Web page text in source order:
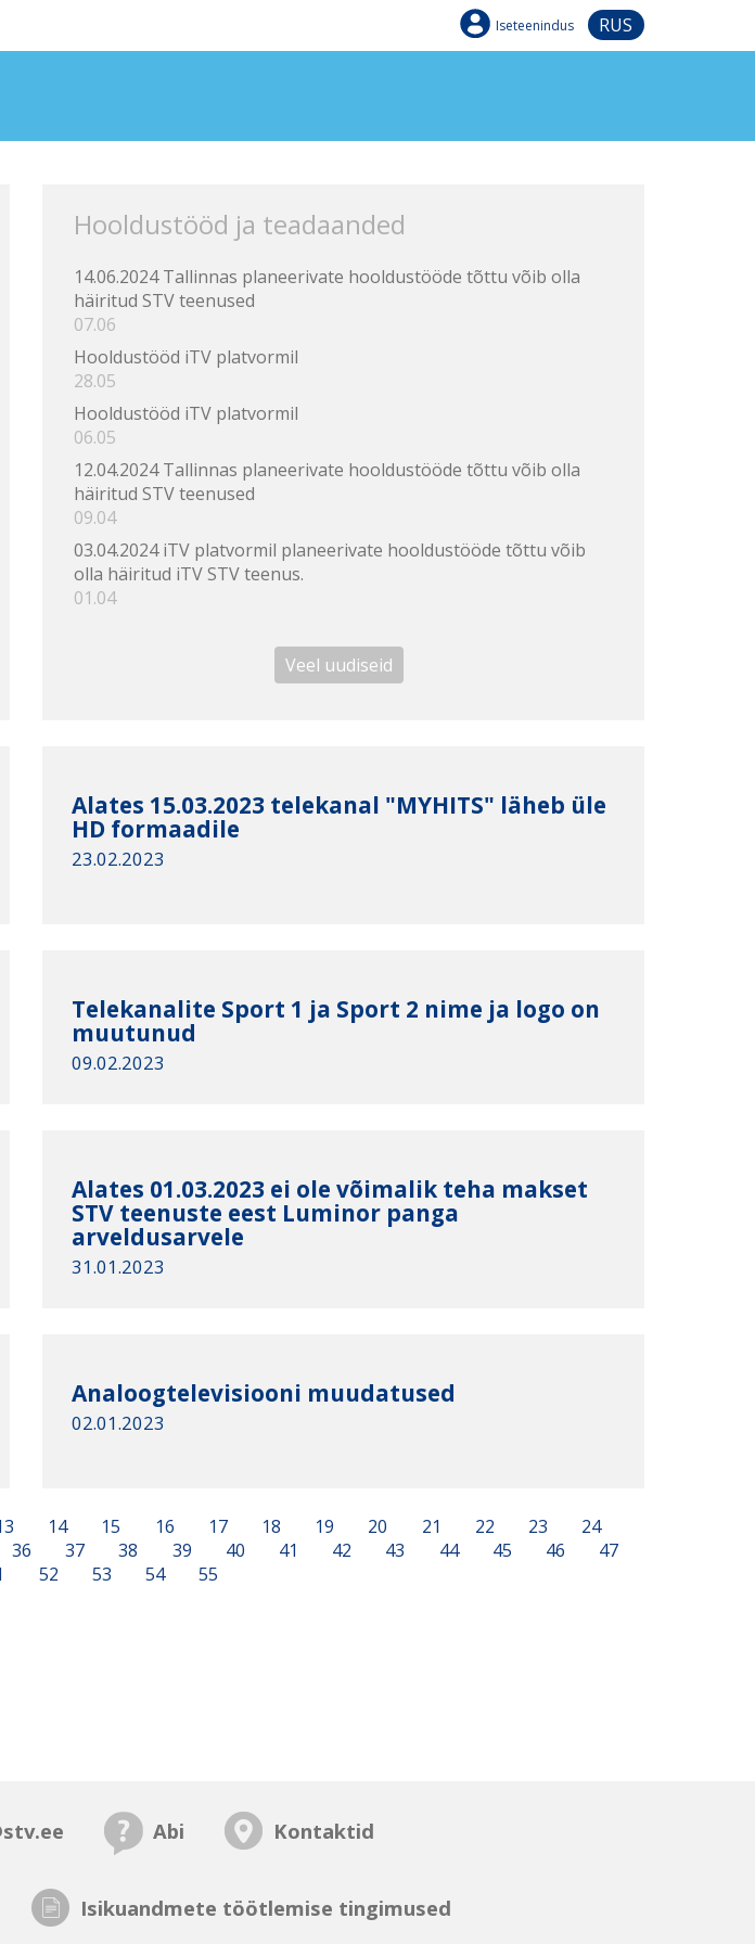
Iseteenindus RUS
Hooldustööd ja teadaanded
14.06.2024 Tallinnas planeerivate hooldustööde tõttu võib olla
häiritud STV teenused
07.06
Hooldustööd iTV platvormil
28.05
Hooldustööd iTV platvormil
06.05
12.04.2024 Tallinnas planeerivate hooldustööde tõttu võib olla
häiritud STV teenused
09.04
03.04.2024 iTV platvormil planeerivate hooldustööde tõttu võib
olla häiritud iTV STV teenus.
01.04
Veel uudiseid
Alates 15.03.2023 telekanal "MYHITS" läheb üle
HD formaadile
23.02.2023
Telekanalite Sport 1 ja Sport 2 nime ja logo on
muutunud
09.02.2023
Alates 01.03.2023 ei ole võimalik teha makset
STV teenuste eest Luminor panga
arveldusarvele
31.01.2023
Analoogtelevisiooni muudatused
02.01.2023
14 15 16 17 18 19 20 21 22 23
24
36 37 38 39 40 41 42 43 44 45 46
47
52 53 54 55
Abi Kontaktid
Isikuandmete töötlemise tingimused